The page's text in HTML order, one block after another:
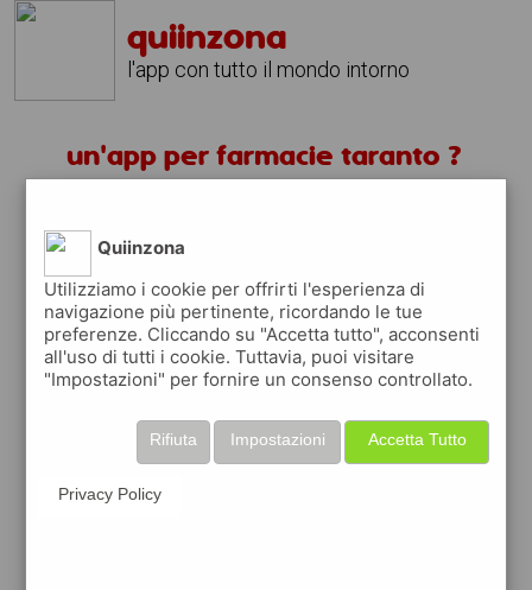
quiinzona
l'app con tutto il mondo intorno
un'app per farmacie taranto ?
quiinzona è una app
gratuita
che ti aiuta se cerchi 'un'app per farmacie
taranto ?' e che ti premia ogni volta che la
usi
raccogli punti da convertire inbuoni sconto
o gift card
per fare la spesa, fare
Quiinzona
Utilizziamo i cookie per offrirti l'esperienza di
navigazione più pertinente, ricordando le tue
preferenze. Cliccando su "Accetta tutto", acconsenti
all'uso di tutti i cookie. Tuttavia, puoi visitare
"Impostazioni" per fornire un consenso controllato.
Accetta Tutto
Impostazioni
Rifiuta
Privacy Policy